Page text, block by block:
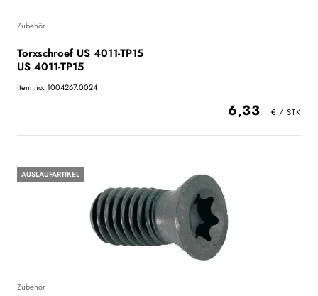
Zubehör
Torxschroef US 4011-TP15
US 4011-TP15
Item no: 1004267.0024
6,33
AUSLAUFARTIKEL
Zubehör